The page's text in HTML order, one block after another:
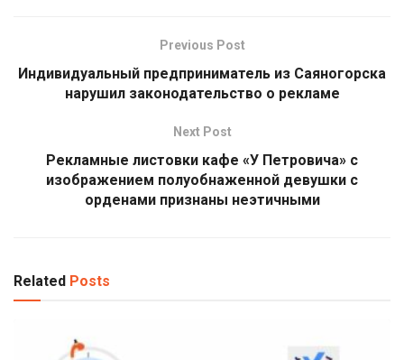
Previous Post
Индивидуальный предприниматель из Саяногорска
нарушил законодательство о рекламе
Next Post
Рекламные листовки кафе «У Петровича» с
изображением полуобнаженной девушки с
орденами признаны неэтичными
Related Posts